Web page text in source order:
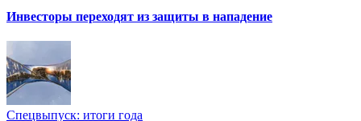
Инвесторы переходят из защиты в нападение
Спецвыпуск: итоги года